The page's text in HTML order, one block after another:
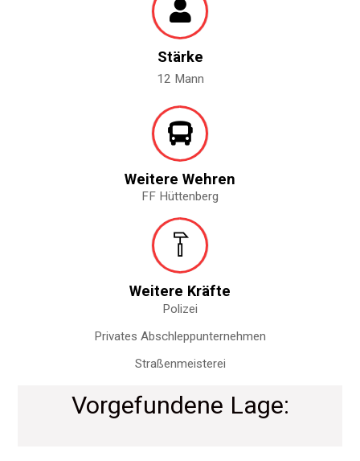
Stärke
12 Mann
Weitere Wehren
FF Hüttenberg
Weitere Kräfte
Polizei
Privates Abschleppunternehmen
Straßenmeisterei
Vorgefundene Lage: